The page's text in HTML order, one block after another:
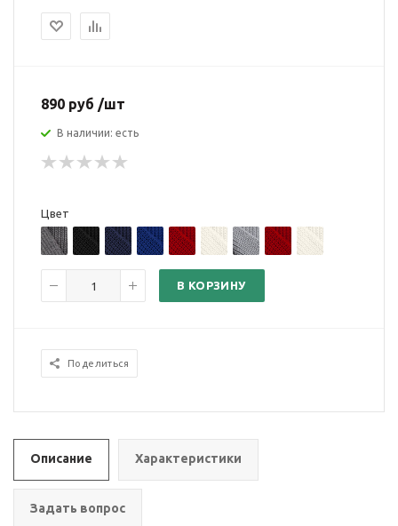
890 руб /шт
В наличии: есть
Цвет
В КОРЗИНУ
Поделиться
Описание Характеристики
Задать вопрос